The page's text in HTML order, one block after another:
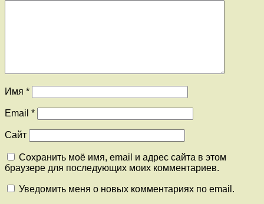
Имя *
Email *
Сайт
Сохранить моё имя, email и адрес сайта в этом
браузере для последующих моих комментариев.
Уведомить меня о новых комментариях по email.